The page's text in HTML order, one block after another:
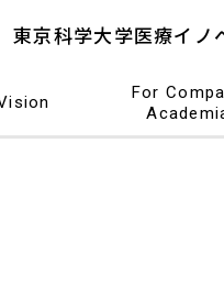
東京科学大学医療イノ
For
For
医療イ